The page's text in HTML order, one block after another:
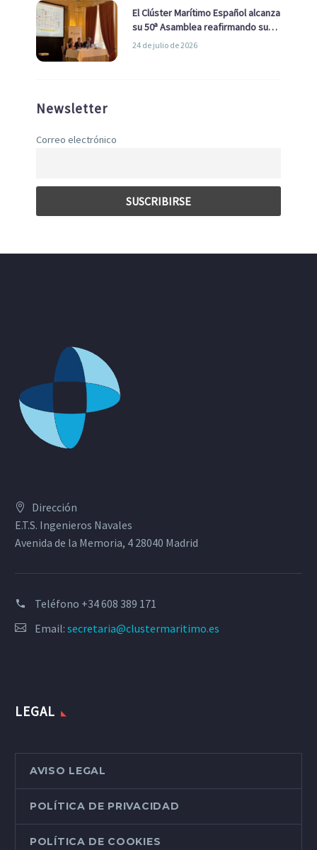
El Clúster Marítimo Español alcanza
su 50ª Asamblea reafirmando su
liderazgo en la Economía Azul
24 de julio de 2026
Newsletter
Correo electrónico
Dirección
E.T.S. Ingenieros Navales
Avenida de la Memoria, 4 28040 Madrid
Teléfono +34 608 389 171
Email: secretaria@clustermaritimo.es
LEGAL
AVISO LEGAL
POLÍTICA DE PRIVACIDAD
POLÍTICA DE COOKIES